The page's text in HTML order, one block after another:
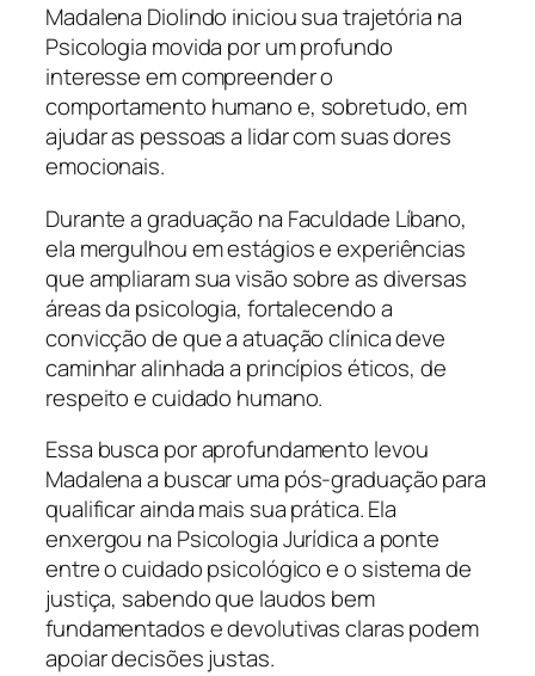
Madalena Diolindo iniciou sua trajetória na
Psicologia movida por um profundo
interesse em compreender o
comportamento humano e, sobretudo, em
ajudar as pessoas a lidar com suas dores
emocionais.
Durante a graduação na Faculdade Líbano,
ela mergulhou em estágios e experiências
que ampliaram sua visão sobre as diversas
áreas da psicologia, fortalecendo a
convicção de que a atuação clínica deve
caminhar alinhada a princípios éticos, de
respeito e cuidado humano.
Essa busca por aprofundamento levou
Madalena a buscar uma pós-graduação para
qualificar ainda mais sua prática. Ela
enxergou na Psicologia Jurídica a ponte
entre o cuidado psicológico e o sistema de
justiça, sabendo que laudos bem
fundamentados e devolutivas claras podem
apoiar decisões justas.